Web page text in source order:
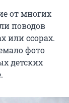
от многих
поводов
или ссорах.
фото
детских